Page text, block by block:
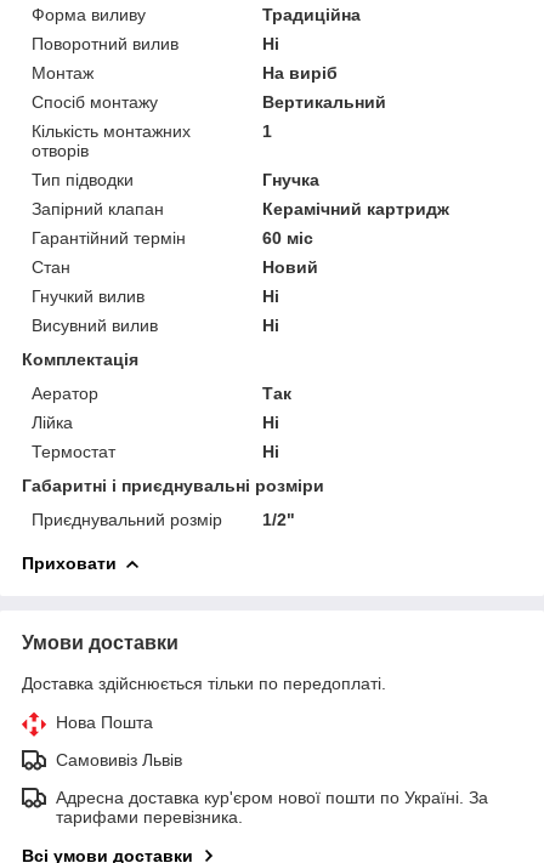
Форма виливу
Традиційна
Поворотний вилив
Ні
Монтаж
На виріб
Спосіб монтажу
Вертикальний
Кількість монтажних
отворів
1
Тип підводки
Гнучка
Запірний клапан
Керамічний картридж
Гарантійний термін
60 міс
Стан
Новий
Гнучкий вилив
Ні
Висувний вилив
Ні
Комплектація
Аератор
Так
Лійка
Ні
Термостат
Ні
Габаритні і приєднувальні розміри
Приєднувальний розмір
1/2"
Приховати
Умови доставки
Доставка здійснюється тільки по передоплаті.
Нова Пошта
Самовивіз Львів
Адресна доставка кур'єром нової пошти по Україні. За
тарифами перевізника.
Всі умови доставки